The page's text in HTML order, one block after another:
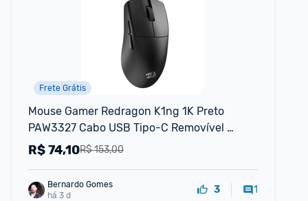
Frete Grátis
Mouse Gamer Redragon K1ng 1K Preto
PAW3327 Cabo USB Tipo-C Removível
12400 DPI M724
R$ 153,00
R$74,10
Bernardo Gomes
há 3 d
3 1